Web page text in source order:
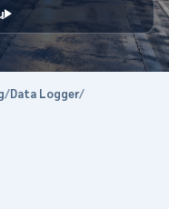
/Data Logger/